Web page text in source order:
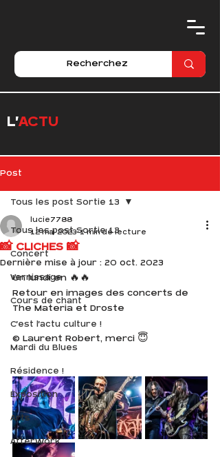
L'ACTU
Post
Tous les post Sortie 13
Concert
Vernissage
Cours de chant
C'est l'actu culture !
Mardi du Blues
Résidence !
Exposition
Arts
AfterWork
Tous les post Sortie 13
📸 CLICHES 📸
lucie7788
12 mai 2023 1 min de lecture
Dernière mise à jour : 20 oct. 2023
Un lundi en 🔥🔥
Retour en images des concerts de
The Materia et Droste
© Laurent Robert, merci 😇